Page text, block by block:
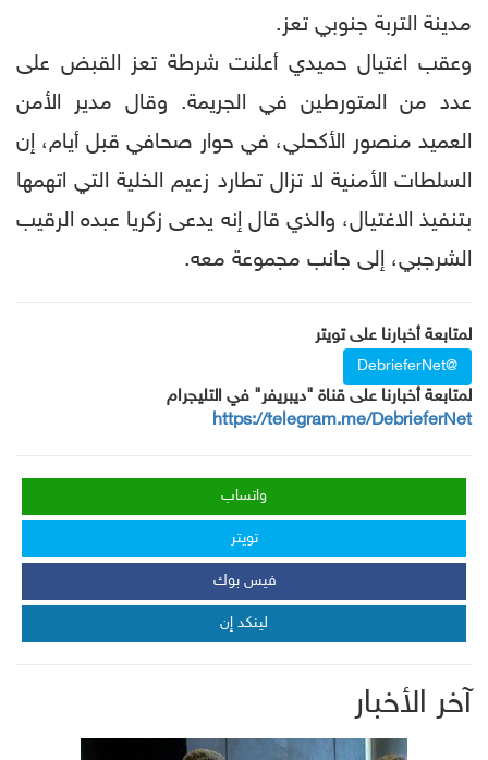
مدينة التربة جنوبي تعز.
وعقب اغتيال حميدي أعلنت شرطة تعز القبض على
عدد من المتورطين في الجريمة. وقال مدير الأمن
العميد منصور الأكحلي، في حوار صحافي قبل أيام، إن
السلطات الأمنية لا تزال تطارد زعيم الخلية التي اتهمها
بتنفيذ الاغتيال، والذي قال إنه يدعى زكريا عبده الرقيب
الشرجبي، إلى جانب مجموعة معه.
لمتابعة أخبارنا على تويتر
@DebrieferNet
لمتابعة أخبارنا على قناة "ديبريفر" في التليجرام
https://telegram.me/DebrieferNet
واتساب
تويتر
فيس بوك
لينكد إن
آخر الأخبار